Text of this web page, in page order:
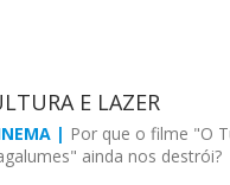
E LAZER
| Por que o filme "O
ainda nos destrói?